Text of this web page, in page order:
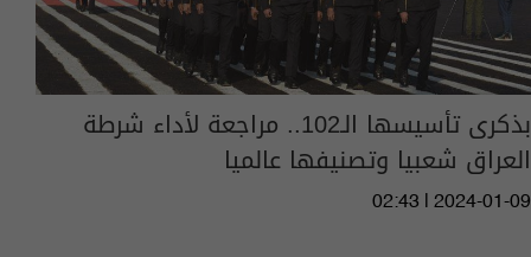
بذكرى تأسيسها الـ102.. مراجعة لأداء شرطة
العراق شعبيا وتصنيفها عالميا
02:43 | 2024-01-09